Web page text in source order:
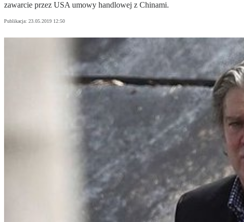
zawarcie przez USA umowy handlowej z Chinami.
Publikacja: 23.05.2019 12:50